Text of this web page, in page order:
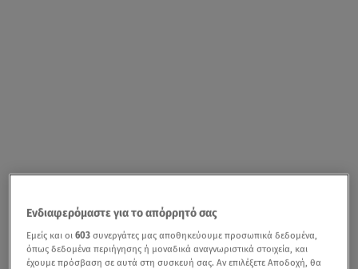
Ενδιαφερόμαστε για το απόρρητό σας
Εμείς και οι603 συνεργάτες μας αποθηκεύουμε προσωπικά δεδομένα,
όπως δεδομένα περιήγησης ή μοναδικά αναγνωριστικά στοιχεία, και
έχουμε πρόσβαση σε αυτά στη συσκευή σας. Αν επιλέξετε Αποδοχή, θα